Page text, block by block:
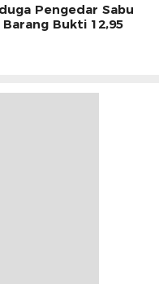
Pengedar Sabu
Bukti 12,95